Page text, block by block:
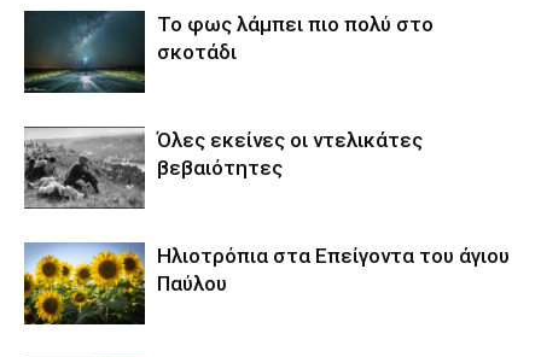
Το φως λάμπει πιο πολύ στο
σκοτάδι
Όλες εκείνες οι ντελικάτες
βεβαιότητες
Ηλιοτρόπια στα Επείγοντα του άγιου
Παύλου